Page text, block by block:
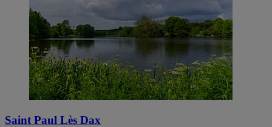
Saint Paul Lès Dax